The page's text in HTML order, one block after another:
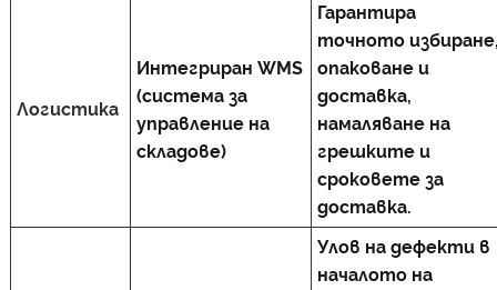
Логистика
Интегриран WMS
(система за
управление на
складове)
Гарантира
точното
опаковане и
доставка,
намаляване на
грешките и
сроковете за
доставка.
Улов на дефекти в
началото на